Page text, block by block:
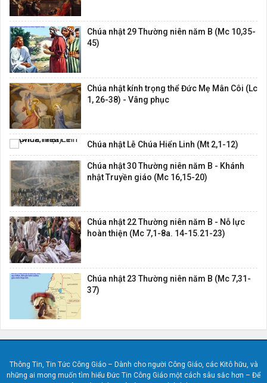
Chúa nhật 29 Thường niên năm B (Mc 10,35-
45)
Chúa nhật kính trọng thể Đức Mẹ Mân Côi (Lc
1, 26-38) - Vâng phục
Chúa nhật Lễ Chúa Hiển Linh (Mt 2,1-12)
Chúa nhật 30 Thường niên năm B - Khánh
nhật Truyền giáo (Mc 16,15-20)
Chúa nhật 22 Thường niên năm B - Nỗ lực
hoàn thiện (Mc 7,1-8a. 14-15.21-23)
Chúa nhật 23 Thường niên năm B (Mc 7,31-
37)
Thông Tin, Tin Tức Công Giáo – Dành cho người Công Giáo, các Kitô hữu, và
những ai mong muốn tìm hiểu Đức Tin Công Giáo một cách sâu sắc hơn – Để